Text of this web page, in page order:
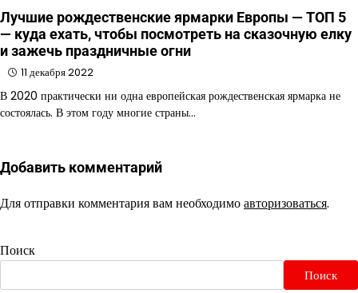
Лучшие рождественские ярмарки Европы — ТОП 5
— куда ехать, чтобы посмотреть на сказочную елку
и зажечь праздничные огни
11 декабря 2022
В 2020 практически ни одна европейская рождественская ярмарка не
состоялась. В этом году многие страны…
Добавить комментарий
Для отправки комментария вам необходимоавторизоваться.
Поиск
Поиск